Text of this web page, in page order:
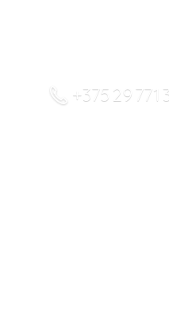
+375 29 771